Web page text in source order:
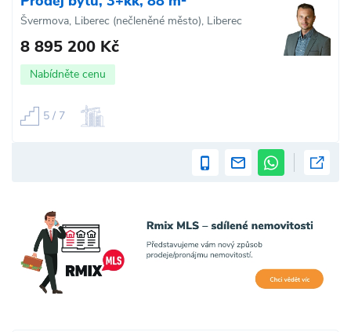
Švermova, Liberec (nečleněné město), Liberec
8 895 200 Kč
Nabídněte cenu
5 / 7